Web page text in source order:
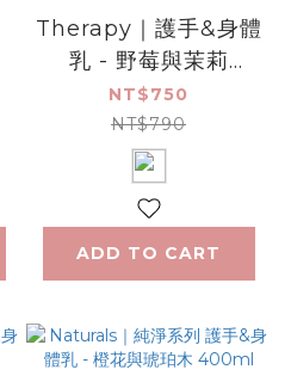
Therapy｜護手&身體
乳 - 野莓與茉莉
500ml
NT$750
NT$790
ADD TO CART